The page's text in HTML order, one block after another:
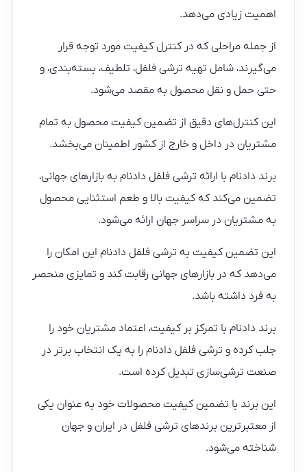
اهمیت زیادی می‌دهد.
از جمله مراحلی که در کنترل کیفیت مورد توجه قرار
می‌گیرند، شامل تهیه ترشی فلفل، تلطیف، بسته‌بندی، و
حتی حمل و نقل محصول به مقصد می‌شود.
این کنترل‌های دقیق از تضمین کیفیت محصول به تمام
مشتریان در داخل و خارج از کشور اطمینان می‌بخشد.
برند دادنام با ارائه ترشی فلفل دادنام به بازارهای جهانی،
تضمین می‌کند که کیفیت بالا و طعم استثنایی محصول
به مشتریان در سراسر جهان ارائه می‌شود.
این تضمین کیفیت به ترشی فلفل دادنام این امکان را
می‌دهد که در بازارهای جهانی رقابت کند و تمایزی منحصر
به فرد داشته باشد.
برند دادنام با تمرکز بر کیفیت، اعتماد مشتریان خود را
جلب کرده و ترشی فلفل دادنام را به یک انتخاب برتر در
صنعت ترشی‌سازی تبدیل کرده است.
این برند با تضمین کیفیت محصولات خود به عنوان یکی
از معتبرترین برندهای ترشی فلفل در ایران و جهان
شناخته می‌شود.